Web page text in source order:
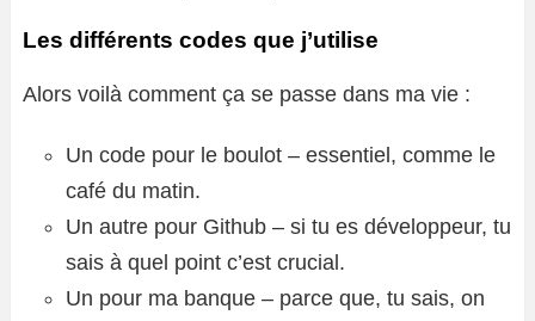
Les différents codes que j’utilise
Alors voilà comment ça se passe dans ma vie :
Un code pour le boulot – essentiel, comme le
café du matin.
Un autre pour Github – si tu es développeur, tu
sais à quel point c’est crucial.
Un pour ma banque – parce que, tu sais, on